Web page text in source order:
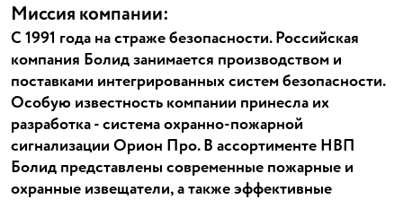
Миссия компании:
С 1991 года на страже безопасности. Российская
компания Болид занимается производством и
поставками интегрированных систем безопасности.
Особую известность компании принесла их
разработка - система охранно-пожарной
сигнализации Орион Про. В ассортименте НВП
Болид представлены современные пожарные и
охранные извещатели, а также эффективные